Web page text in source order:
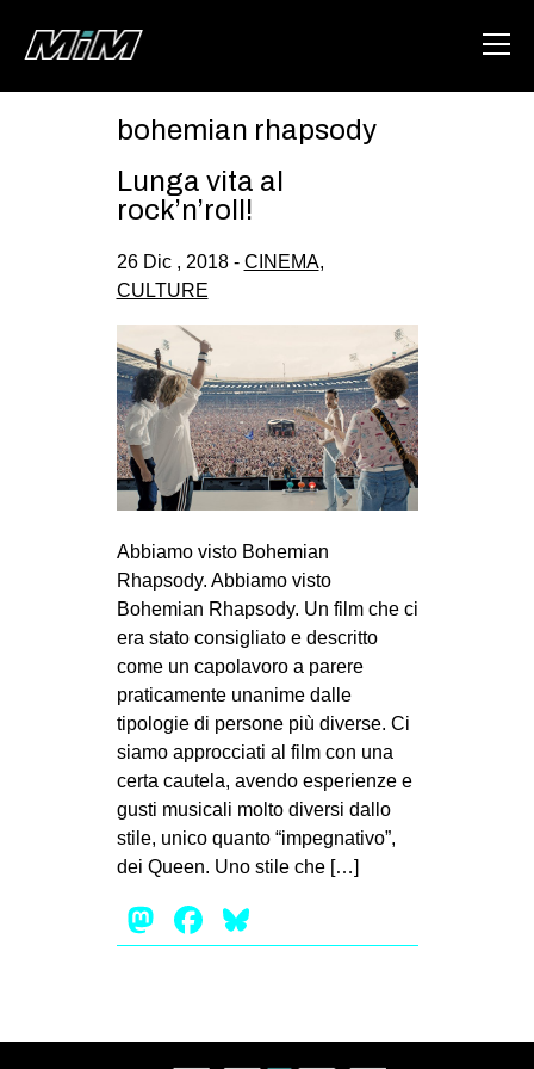
ABOUT
AREA
DEGENERAZIONE
GAZA FREESTYLE
CSOA LAMBRETTA
MSM
STUDENTI TSUNAMI
ZAM
MILANO
MOBILITAZIONI
SPAZI
SPORT POPOLARE
MOVIMENTI
AMBIENTE
ANTIFASCISMO
DIRITTO ALL’ABITARE
MIGRAZIONI
STUDENTI
bohemian rhapsody
Lunga vita al
rock’n’roll!
26 Dic , 2018 - CINEMA,
CULTURE
Abbiamo visto Bohemian
Rhapsody. Abbiamo visto
Bohemian Rhapsody. Un film che ci
era stato consigliato e descritto
come un capolavoro a parere
praticamente unanime dalle
tipologie di persone più diverse. Ci
siamo approcciati al film con una
certa cautela, avendo esperienze e
gusti musicali molto diversi dallo
stile, unico quanto “impegnativo”,
dei Queen. Uno stile che […]
Mastodon
Facebook